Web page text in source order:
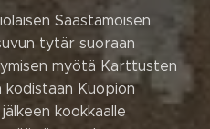
Saastamoisen
tytär suoraan
myötä Karttusten
Kuopion
kookkaalle